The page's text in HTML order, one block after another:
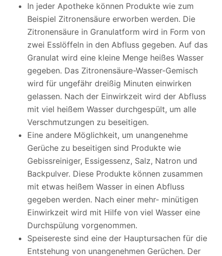
In jeder Apotheke können Produkte wie zum
Beispiel Zitronensäure erworben werden. Die
Zitronensäure in Granulatform wird in Form von
zwei Esslöffeln in den Abfluss gegeben. Auf das
Granulat wird eine kleine Menge heißes Wasser
gegeben. Das Zitronensäure-Wasser-Gemisch
wird für ungefähr dreißig Minuten einwirken
gelassen. Nach der Einwirkzeit wird der Abfluss
mit viel heißem Wasser durchgespült, um alle
Verschmutzungen zu beseitigen.
Eine andere Möglichkeit, um unangenehme
Gerüche zu beseitigen sind Produkte wie
Gebissreiniger, Essigessenz, Salz, Natron und
Backpulver. Diese Produkte können zusammen
mit etwas heißem Wasser in einen Abfluss
gegeben werden. Nach einer mehr- minütigen
Einwirkzeit wird mit Hilfe von viel Wasser eine
Durchspülung vorgenommen.
Speisereste sind eine der Hauptursachen für die
Entstehung von unangenehmen Gerüchen. Der